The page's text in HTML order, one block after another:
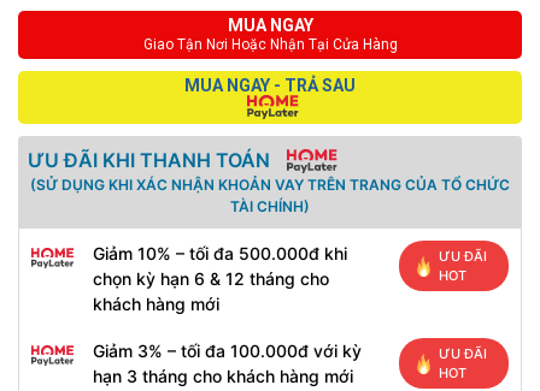
MUA NGAY
Giao Tận Nơi Hoặc Nhận Tại Cửa Hàng
MUA NGAY - TRẢ SAU
ƯU ĐÃI KHI THANH TOÁN
(SỬ DỤNG KHI XÁC NHẬN KHOẢN VAY TRÊN TRANG CỦA TỔ CHỨC
TÀI CHÍNH)
Giảm 10% – tối đa 500.000đ khi
chọn kỳ hạn 6 & 12 tháng cho
khách hàng mới
ƯU ĐÃI
HOT
Giảm 3% – tối đa 100.000đ với kỳ
hạn 3 tháng cho khách hàng mới
ƯU ĐÃI
HOT